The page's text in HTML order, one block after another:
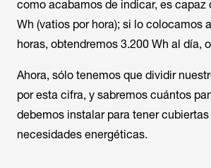
como acabamos de indicar, es capaz
Wh (vatios por hora); si lo colocamos
horas, obtendremos 3.200 Wh al día,
Ahora, sólo tenemos que dividir
por esta cifra, y sabremos cuántos
debemos instalar para tener
necesidades energéticas.